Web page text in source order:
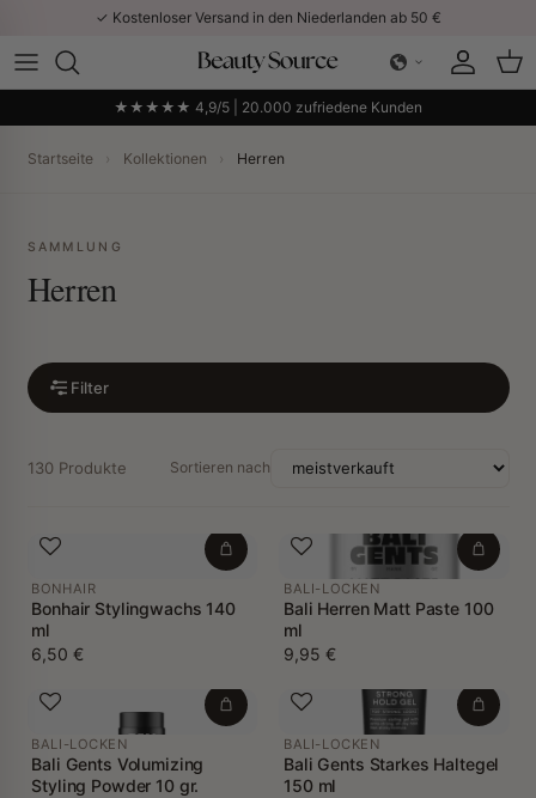
Direkt zum Inhalt✓ Kostenloser Versand in den Niederlanden ab 50 €
Konto
★★★★★ 4,9/5 | 20.000 zufriedene Kunden
Startseite › Kollektionen › Herren
SAMMLUNG
Herren
Filter
130 Produkte Sortieren nach
BONHAIR
Bonhair Stylingwachs 140
ml
6,50 €
BALI-LOCKEN
Bali Herren Matt Paste 100
ml
9,95 €
BALI-LOCKEN
Bali Gents Volumizing
Styling Powder 10 gr.
BALI-LOCKEN
Bali Gents Starkes Haltegel
150 ml